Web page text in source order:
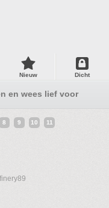
Nieuw Dicht
en wees lief voor God-
8 9 10 11